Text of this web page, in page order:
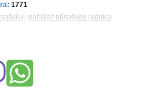
1771
nahlásit příspěvek redakci